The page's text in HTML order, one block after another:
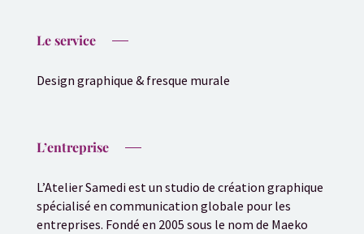
Le service
Design graphique & fresque murale
L’entreprise
L’Atelier Samedi est un studio de création graphique
spécialisé en communication globale pour les
entreprises. Fondé en 2005 sous le nom de Maeko